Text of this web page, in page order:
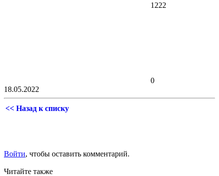
1222
0
18.05.2022
<< Назад к списку
Войти, чтобы оставить комментарий.
Читайте также